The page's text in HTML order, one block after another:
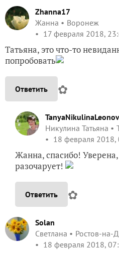
Zhanna17
Жанна
Воронеж
17 февраля 2018,
Татьяна, это что-то
попробовать
Ответить ✿
Никулина Татьяна
18 февраля 2018,
Жанна, спасибо! Уверена,
разочарует!
Ответить ✿
Solan
Светлана
Ростов-на-
18 февраля 2018,